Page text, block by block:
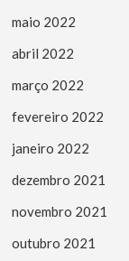
maio 2022
abril 2022
março 2022
fevereiro 2022
janeiro 2022
dezembro 2021
novembro 2021
outubro 2021